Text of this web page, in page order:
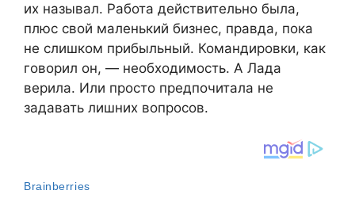
их называл. Работа действительно была,
плюс свой маленький бизнес, правда, пока
не слишком прибыльный. Командировки, как
говорил он, — необходимость. А Лада
верила. Или просто предпочитала не
задавать лишних вопросов.